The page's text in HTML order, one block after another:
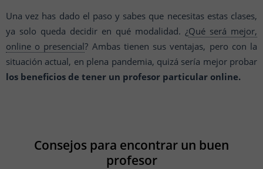
Una vez has dado el paso y sabes que necesitas estas clases,
ya solo queda decidir en qué modalidad. ¿Qué será mejor,
online o presencial? Ambas tienen sus ventajas, pero con la
situación actual, en plena pandemia, quizá sería mejor probar
los beneficios de tener un profesor particular online.
Consejos para encontrar un buen
profesor